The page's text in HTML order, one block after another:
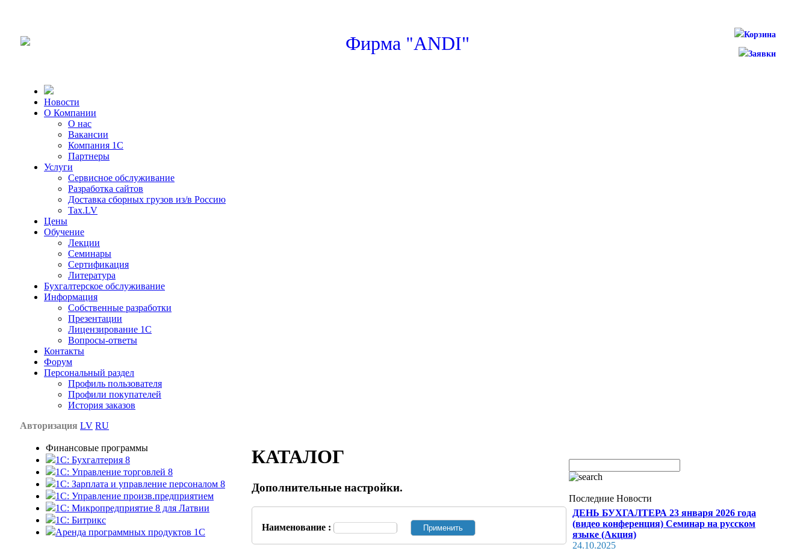
Фирма "ANDI" Корзина
Заявки
Новости
О Компании
О нас
Вакансии
Компания 1С
Партнеры
Услуги
Сервисное обслуживание
Разработка сайтов
Доставка сборных грузов из/в Россию
Tax.LV
Цены
Обучение
Лекции
Семинары
Сертификация
Литература
Бухгалтерское обслуживание
Информация
Собственные разработки
Презентации
Лицензирование 1С
Вопросы-ответы
Контакты
Форум
Персональный раздел
Профиль пользователя
Профили покупателей
История заказов
Авторизация LV RU
Финансовые программы
1С: Бухгалтерия 8
1C: Управление торговлей 8
1C: Зарплата и управление персоналом 8
1C: Управление произв.предприятием
1С: Микропредприятие 8 для Латвии
1C: Битрикс
Аренда программных продуктов 1С
КАТАЛОГ
Дополнительные настройки.
Наименование :
Последние Новости
ДЕНЬ БУХГАЛТЕРА 23 января 2026 года
(видео конференция) Семинар на русском
языке (Акция)
24.10.2025